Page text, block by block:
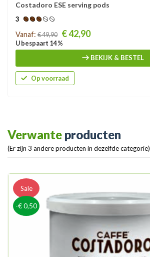
Costadoro ESE serving pods
3
Prijs
Vanaf: € 49,90 € 42,90
U bespaart 14 %
BEKIJK & BESTEL
Op voorraad
Verwante producten
(Er zijn 3 andere producten in dezelfde categorie)
Sale
-€ 0,50